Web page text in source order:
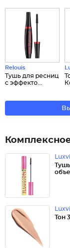
Relouis
Тушь для ресниц
с эффекто...
Тон